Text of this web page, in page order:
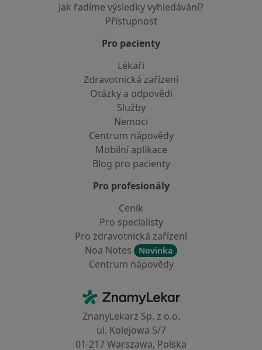
Jak řadíme výsledky vyhledávání?
Přístupnost
Pro pacienty
Lékaři
Zdravotnická zařízení
Otázky a odpovědi
Služby
Nemoci
Centrum nápovědy
Mobilní aplikace
Blog pro pacienty
Pro profesionály
Ceník
Pro specialisty
Pro zdravotnická zařízení
Noa Notes
Novinka
Centrum nápovědy
ZnamyLekar - Hlavní stránka
ZnanyLekarz Sp. z o.o.
ul. Kolejowa 5/7
01-217 Warszawa, Polska